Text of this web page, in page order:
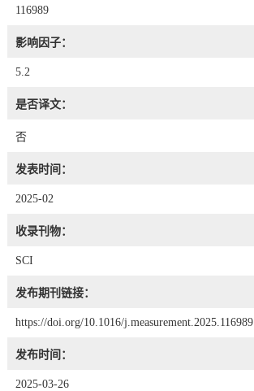
116989
影响因子：
5.2
是否译文：
否
发表时间：
2025-02
收录刊物：
SCI
发布期刊链接：
https://doi.org/10.1016/j.measurement.2025.116989
发布时间：
2025-03-26